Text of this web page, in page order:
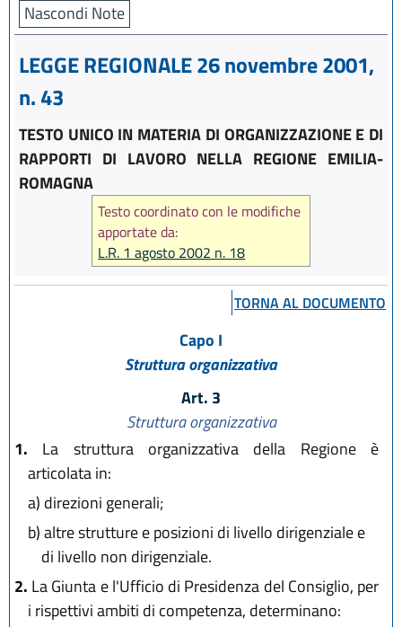
Nascondi Note
LEGGE REGIONALE 26 novembre 2001,
n. 43
TESTO UNICO IN MATERIA DI ORGANIZZAZIONE E DI
RAPPORTI DI LAVORO NELLA REGIONE EMILIA-
ROMAGNA
Testo coordinato con le modifiche
apportate da:
L.R. 1 agosto 2002 n. 18
TORNA AL DOCUMENTO
Capo I
Struttura organizzativa
Art. 3
Struttura organizzativa
1. La struttura organizzativa della Regione è
articolata in:
a) direzioni generali;
b)altre strutture e posizioni di livello dirigenziale e
di livello non dirigenziale.
2. La Giunta e l'Ufficio di Presidenza del Consiglio, per
i rispettivi ambiti di competenza, determinano: